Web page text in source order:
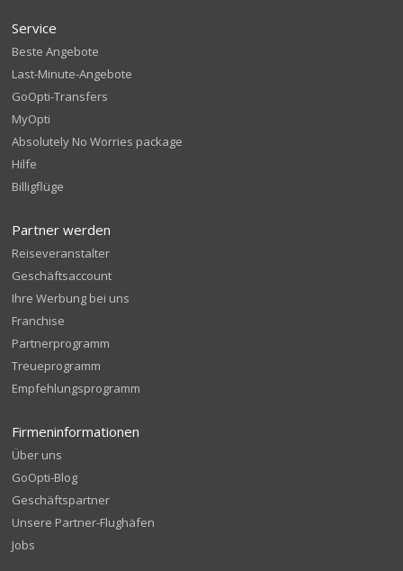
Service
Beste Angebote
Last-Minute-Angebote
GoOpti-Transfers
MyOpti
Absolutely No Worries package
Hilfe
Billigflüge
Partner werden
Reiseveranstalter
Geschäftsaccount
Ihre Werbung bei uns
Franchise
Partnerprogramm
Treueprogramm
Empfehlungsprogramm
Firmeninformationen
Über uns
GoOpti-Blog
Geschäftspartner
Unsere Partner-Flughäfen
Jobs